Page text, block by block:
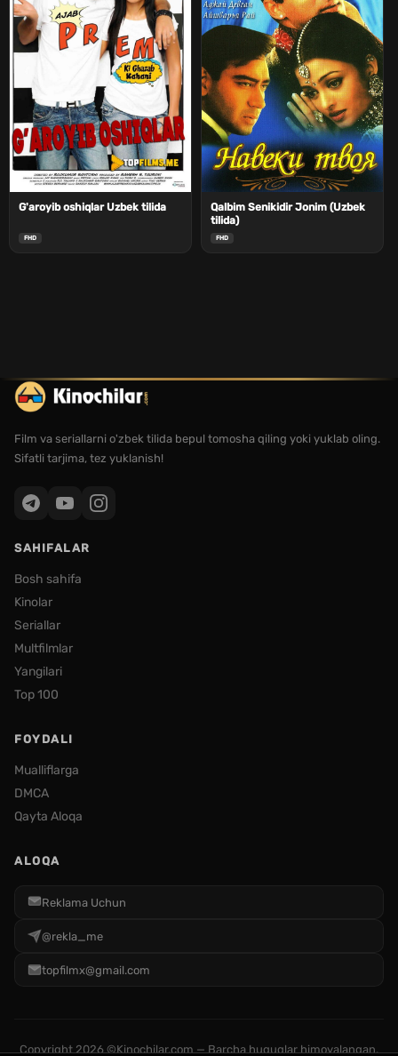
G'aroyib oshiqlar Uzbek tilida
FHD
Qalbim Senikidir Jonim (Uzbek
tilida)
FHD
Film va seriallarni o'zbek tilida bepul tomosha qiling yoki yuklab oling.
Sifatli tarjima, tez yuklanish!
SAHIFALAR
Bosh sahifa
Kinolar
Seriallar
Multfilmlar
Yangilari
Top 100
FOYDALI
Mualliflarga
DMCA
Qayta Aloqa
ALOQA
Reklama Uchun
@rekla_me
topfilmx@gmail.com
Copyright2026 ©Kinochilar.com — Barcha huquqlar himoyalangan.